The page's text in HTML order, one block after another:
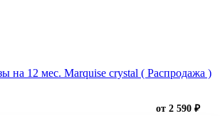
на 12 мес. Marquise crystal ( Распродажа )
от 2 590 ₽